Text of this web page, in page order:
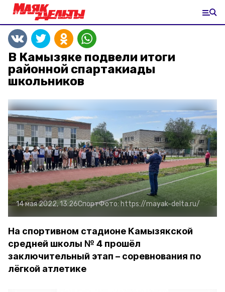
В Камызяке подвели итоги
районной спартакиады
школьников
14 мая 2022, 13:26СпортФото:https://mayak-delta.ru/
На спортивном стадионе Камызякской
средней школы № 4 прошёл
заключительный этап – соревнования по
лёгкой атлетике